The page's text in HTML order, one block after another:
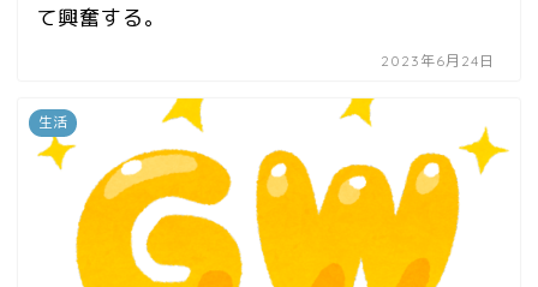
て興奮する。
2023年6月24日
生活